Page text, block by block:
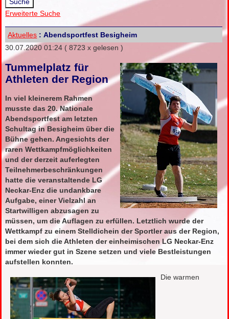
Erweiterte Suche
Aktuelles : Abendsportfest Besigheim
30.07.2020 01:24 ( 8723 x gelesen )
Tummelplatz für
Athleten der Region
In viel kleinerem Rahmen
musste das 20. Nationale
Abend­sport­fest am letzten
Schultag in Besigheim über die
Bühne gehen. Angesichts der
raren Wettkampf­möglich­keiten
und der derzeit auf­erlegten
Teil­nehmer­beschränkungen
hatte die veranstaltende LG
Neckar-Enz die undankbare
Aufgabe, einer Vielzahl an
Start­willigen abzusagen zu
müssen, um die Auflagen zu erfüllen. Letztlich wurde der
Wettkampf zu einem Stell­dichein der Sportler aus der Region,
bei dem sich die Athleten der einheimischen LG Neckar-Enz
immer wieder gut in Szene setzen und viele Bestleistungen
aufstellen konnten.
Die warmen